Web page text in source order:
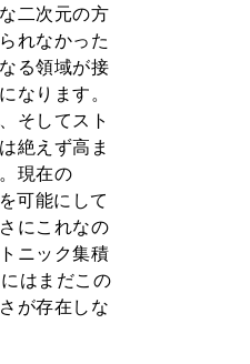
二次元の方
れなかった
る領域が接
なります。
そしてスト
絶えず高ま
現在の
可能にして
にこれなの
ニック集積
はまだこの
が存在しな